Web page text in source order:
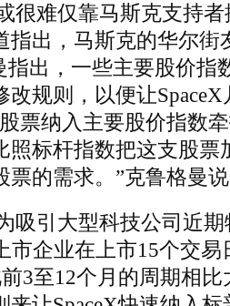
很难仅靠马斯克支持
指出，马斯克的华尔
指出，一些主要股价指
规则，以便让
票纳入主要股价指数
照标杆指数把这支股票
票的需求。”克鲁格曼
吸引大型科技公司近
市企业在上市15个交
3至12个月的周期相